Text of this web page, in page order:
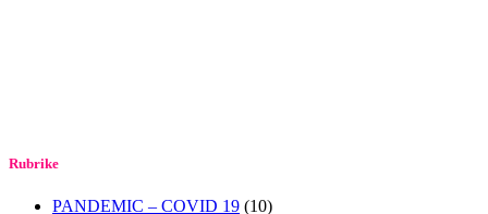
Rubrike
PANDEMIC – COVID 19 (10)